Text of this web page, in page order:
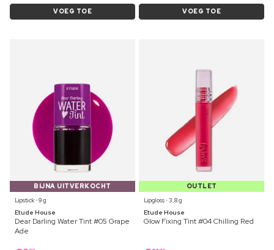
VOEG TOE VOEG TOE
BIJNA UITVERKOCHT
Lipstick ⋅ 9 g
Etude House
Dear Darling Water Tint #05 Grape
Ade
OUTLET
Lipgloss ⋅ 3,8 g
Etude House
Glow Fixing Tint #04 Chilling Red